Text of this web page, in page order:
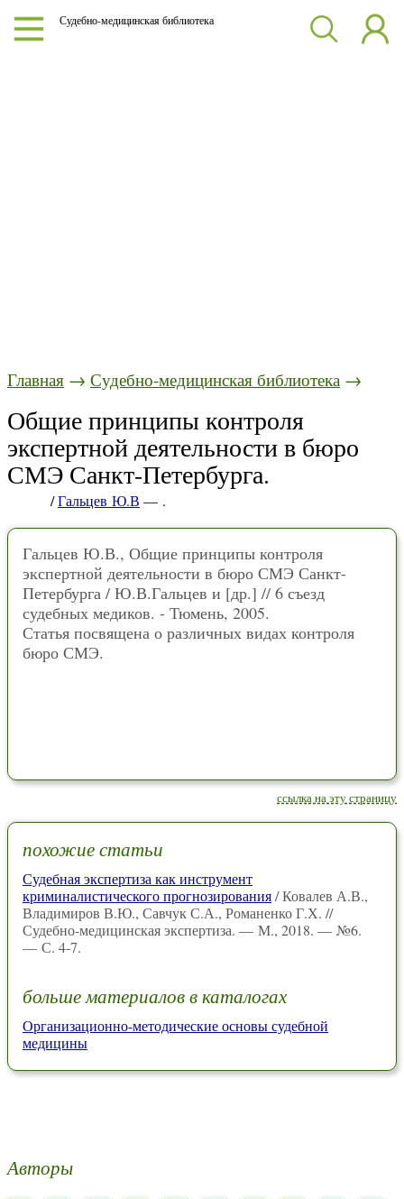
Судебно-медицинская библиотека
Главная → Судебно-медицинская библиотека →
Общие принципы контроля
экспертной деятельности в бюро
СМЭ Санкт-Петербурга.
/Гальцев Ю.В — .
Гальцев Ю.В., Общие принципы контроля
экспертной деятельности в бюро СМЭ Санкт-
Петербурга / Ю.В.Гальцев и [др.] // 6 съезд
судебных медиков. - Тюмень, 2005.
Статья посвящена о различных видах контроля
бюро СМЭ.
ссылка на эту страницу
похожие статьи
Судебная экспертиза как инструмент
криминалистического прогнозирования/ Ковалев А.В.,
Владимиров В.Ю., Савчук С.А., Романенко Г.Х. //
Судебно-медицинская экспертиза. — М., 2018. — №6.
— С. 4-7.
больше материалов в каталогах
Организационно-методические основы судебной
медицины
Авторы